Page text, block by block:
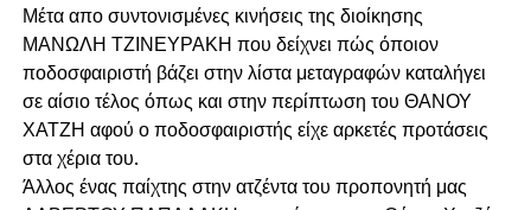
Μέτα απο συντονισμένες κινήσεις της διοίκησης
ΜΑΝΩΛΗ ΤΖΙΝΕΥΡΑΚΗ που δείχνει πώς όποιον
ποδοσφαιριστή βάζει στην λίστα μεταγραφών καταλήγει
σε αίσιο τέλος όπως και στην περίπτωση του ΘΑΝΟΥ
ΧΑΤΖΗ αφού ο ποδοσφαιριστής είχε αρκετές προτάσεις
στα χέρια του.
Άλλος ένας παίχτης στην ατζέντα του προπονητή μας